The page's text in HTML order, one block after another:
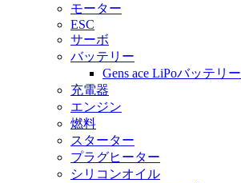
モーター
ESC
サーボ
バッテリー
Gens ace LiPoバッテリー
充電器
エンジン
燃料
スターター
プラグヒーター
シリコンオイル